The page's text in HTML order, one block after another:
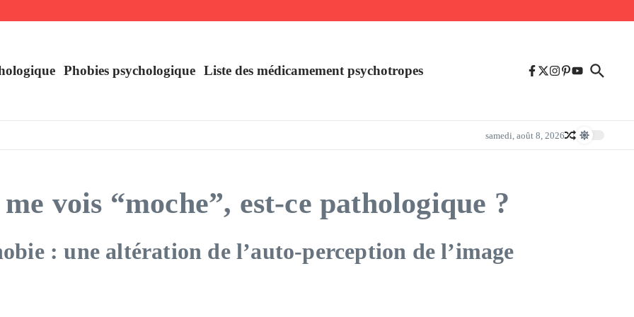
Phobies psychologique Liste des médicamement psychotropes
samedi, août 8, 2026
vois “moche”, est-ce pathologique ?
: une altération de l’auto-perception de l’image